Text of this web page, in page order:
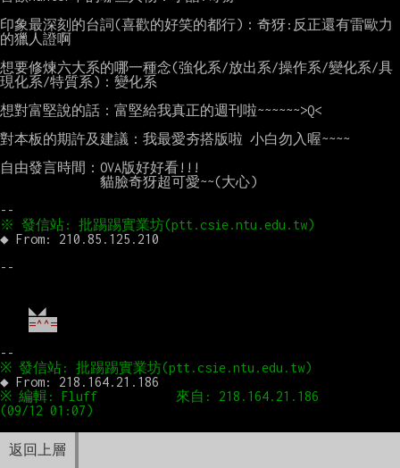
返回上層
印象最深刻的台詞(喜歡的好笑的都行)：奇犽:反正還有雷歐力
的獵人證啊
想要修煉六大系的哪一種念(強化系/放出系/操作系/變化系/具
現化系/特質系)：變化系
想對富堅說的話：富堅給我真正的週刊啦~~~~~~>Q<
對本板的期許及建議：我最愛夯搭版啦 小白勿入喔~~~~
自由發言時間：OVA版好好看!!!
◆ From: 210.85.125.210
=^^=
※ 編輯: Fluff           來自: 218.164.21.186